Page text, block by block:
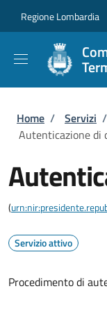
Regione Lombardia
Briciole
Home / Servizi /
Autenticazione di
(
Servizio attivo
Procedimento di